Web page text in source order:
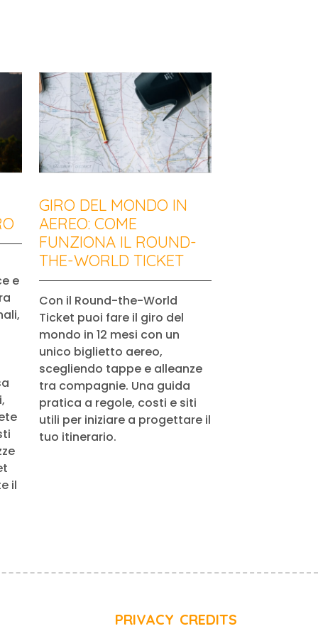
e
il
GIRO DEL MONDO IN
AEREO: COME
FUNZIONA IL ROUND-
THE-WORLD TICKET
Con il Round-the-World
Ticket puoi fare il giro del
mondo in 12 mesi con un
unico biglietto aereo,
scegliendo tappe e alleanze
tra compagnie. Una guida
pratica a regole, costi e siti
utili per iniziare a progettare il
tuo itinerario.
PRIVACY CREDITS